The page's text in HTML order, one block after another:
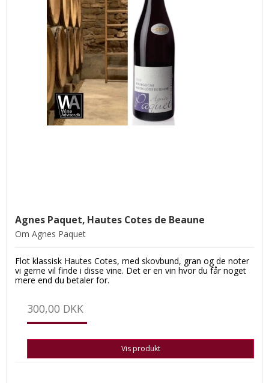
Agnes Paquet, Hautes Cotes de Beaune
Om Agnes Paquet
Flot klassisk Hautes Cotes, med skovbund, gran og de noter
vi gerne vil finde i disse vine. Det er en vin hvor du får noget
mere end du betaler for.
300,00 DKK
Vis produkt